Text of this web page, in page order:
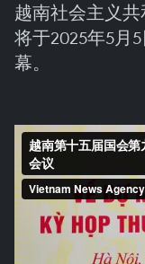
越南社会主义
将于2025年5月
幕。